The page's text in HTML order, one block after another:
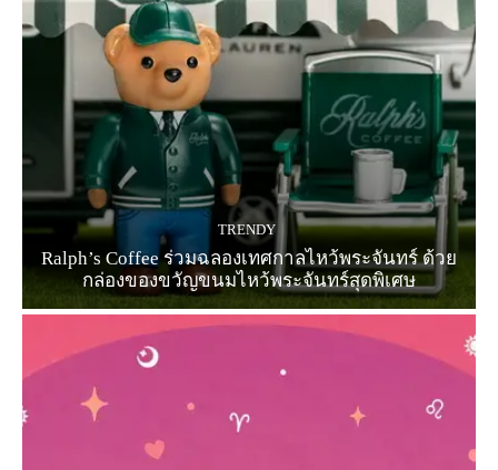
TRENDY
Ralph’s Coffee ร่วมฉลองเทศกาลไหว้พระจันทร์ ด้วย
กล่องของขวัญขนมไหว้พระจันทร์สุดพิเศษ